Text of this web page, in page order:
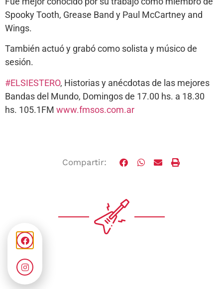
Spooky Tooth, Grease Band y Paul McCartney and
Wings.
También actuó y grabó como solista y músico de
sesión.
#ELSIESTERO, Historias y anécdotas de las mejores
Bandas del Mundo, Domingos de 17.00 hs. a 18.30
hs. 105.1FM www.fmsos.com.ar
Compartir: